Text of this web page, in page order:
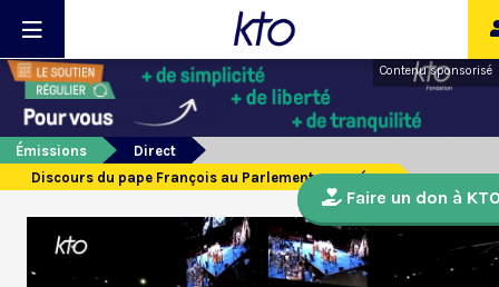
Contenu sponsorisé
Émissions
Direct
Discours du pape François au Parlement européen
Faire un don à